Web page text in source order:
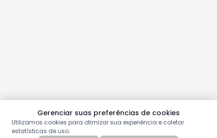
Gerenciar suas preferências de cookies
Utilizamos cookies para otimizar sua experiência e coletar
estatísticas de uso.